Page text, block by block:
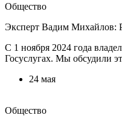
Общество
Эксперт Вадим Михайлов:
С 1 ноября 2024 года
Госуслугах. Мы обсудили
24 мая
Общество